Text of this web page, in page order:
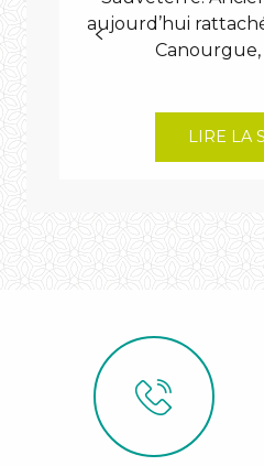
aujourd’hui
Canourgue,
LIRE LA